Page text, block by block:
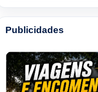
Publicidades